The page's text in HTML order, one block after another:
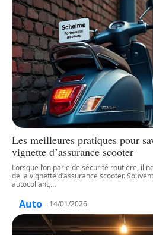
Les meilleures pratiques pour
vignette d’assurance scooter
Lorsque l’on parle de sécurité routière, il
de la vignette d’assurance scooter.
autocollant,…
Auto 14/01/2026